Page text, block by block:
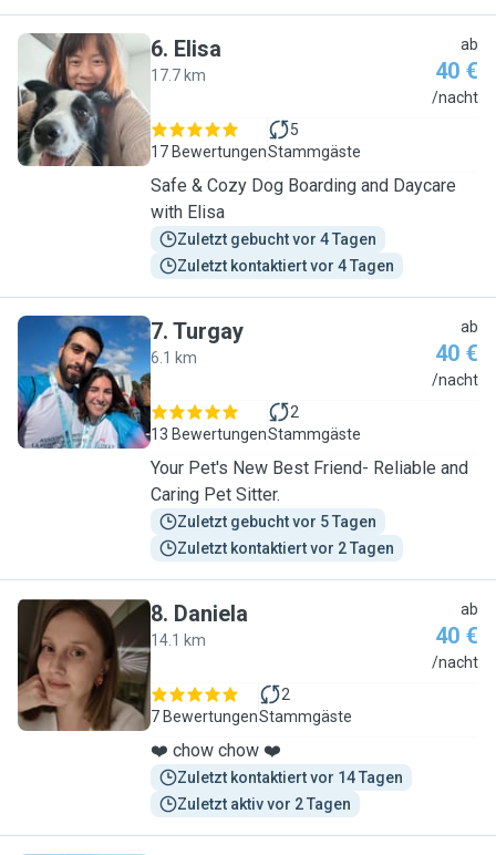
E
6. Elisa
17.7 km
ab
40 €
/nacht
17 Bewertungen
5
Stammgäste
Safe & Cozy Dog Boarding and Daycare
with Elisa
Zuletzt gebucht vor 4 Tagen
Zuletzt kontaktiert vor 4 Tagen
T
7. Turgay
6.1 km
ab
40 €
/nacht
13 Bewertungen
2
Stammgäste
Your Pet's New Best Friend- Reliable and
Caring Pet Sitter.
Zuletzt gebucht vor 5 Tagen
Zuletzt kontaktiert vor 2 Tagen
D
8. Daniela
14.1 km
ab
40 €
/nacht
7 Bewertungen
2
Stammgäste
❤️ chow chow ❤️
Zuletzt kontaktiert vor 14 Tagen
Zuletzt aktiv vor 2 Tagen